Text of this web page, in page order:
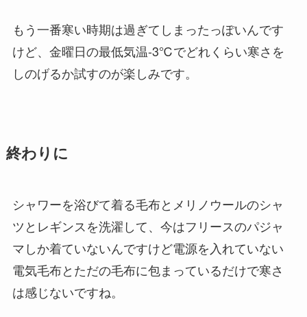
もう一番寒い時期は過ぎてしまったっぽいんです
けど、金曜日の最低気温-3℃でどれくらい寒さを
しのげるか試すのが楽しみです。
終わりに
シャワーを浴びて着る毛布とメリノウールのシャ
ツとレギンスを洗濯して、今はフリースのパジャ
マしか着ていないんですけど電源を入れていない
電気毛布とただの毛布に包まっているだけで寒さ
は感じないですね。